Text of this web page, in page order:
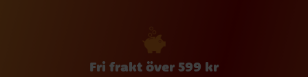
Fri frakt över 599 kr